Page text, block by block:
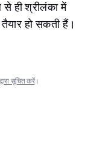
ही श्रीलंका में
हो सकती हैं।
सूचित करें।